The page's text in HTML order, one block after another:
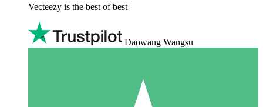
Vecteezy is the best of best
Daowang Wangsu